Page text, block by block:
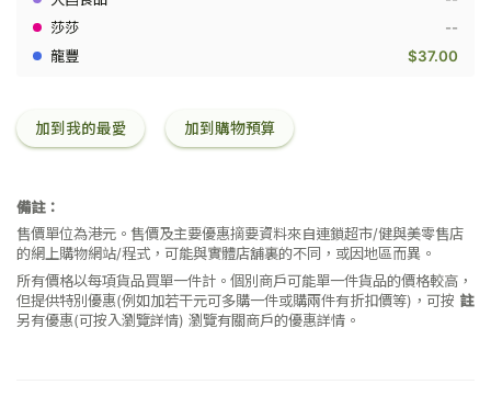
檸
檬
330
--
$37.00
加到我的最愛 加到購物預算
備註：
售價單位為港元。售價及主要優惠摘要資料來自連鎖超市/健與美零售店
的網上購物網站/程式，可能與實體店舖裏的不同，或因地區而異。
所有價格以每項貨品買單一件計。個別商戶可能單一件貨品的價格較高，
但提供特別優惠(例如加若干元可多購一件或購兩件有折扣價等)，可按 註
另有優惠(可按入瀏覽詳情)瀏覽有關商戶的優惠詳情。